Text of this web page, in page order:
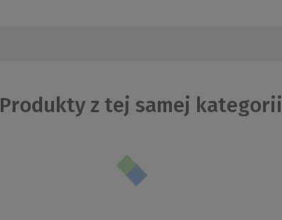
Produkty z tej samej kategorii